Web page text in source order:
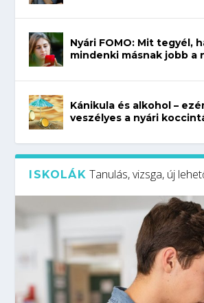
Nyári FOMO: Mit tegyél,
mindenki másnak jobb a
Kánikula és alkohol –
veszélyes a nyári
ISKOLÁK Tanulás, vizsga, új